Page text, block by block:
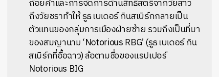
ถ้อยคำและการจัดการด้านสิทธิสตรีจากวัยสาว
ถึงวัยชราทำให้ รูธ เบเดอร์ กินสเบิร์กกลายเป็น
ตัวแทนของกลุ่มการเมืองฝ่ายซ้าย รวมถึงเป็นที่มา
ของสมญานาม ‘Notorious RBG’ (รูธ เบเดอร์ กิน
สเบิร์กที่อื้อฉาว) ล้อตามชื่อของแรปเปอร์
Notorious BIG